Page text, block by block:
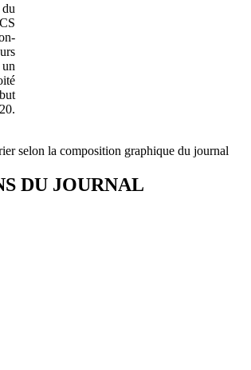
selon la composition graphique du journal
DU JOURNAL